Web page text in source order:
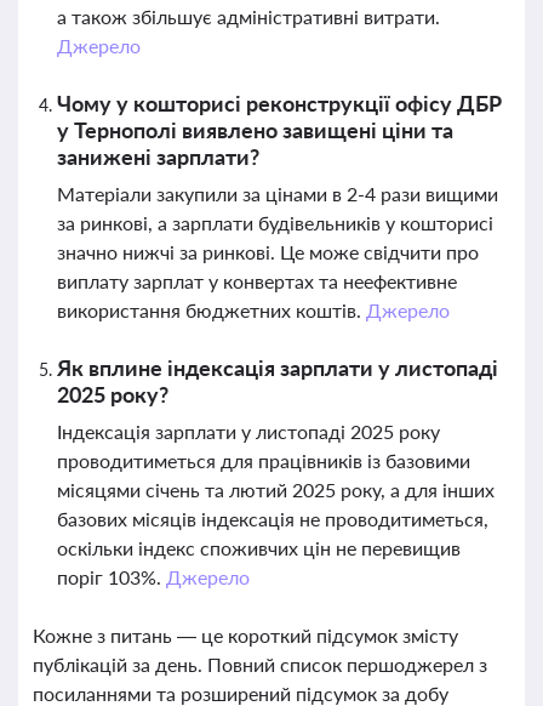
а також збільшує адміністративні витрати.
Джерело
Чому у кошторисі реконструкції офісу ДБР
у Тернополі виявлено завищені ціни та
занижені зарплати?
Матеріали закупили за цінами в 2-4 рази вищими
за ринкові, а зарплати будівельників у кошторисі
значно нижчі за ринкові. Це може свідчити про
виплату зарплат у конвертах та неефективне
використання бюджетних коштів. Джерело
Як вплине індексація зарплати у листопаді
2025 року?
Індексація зарплати у листопаді 2025 року
проводитиметься для працівників із базовими
місяцями січень та лютий 2025 року, а для інших
базових місяців індексація не проводитиметься,
оскільки індекс споживчих цін не перевищив
поріг 103%. Джерело
Кожне з питань — це короткий підсумок змісту
публікацій за день. Повний список першоджерел з
посиланнями та розширений підсумок за добу